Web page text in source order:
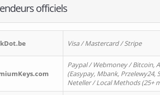
officiels
Visa / Mastercard / Stripe
Paypal / Webmoney / Bitcoin,
(Easypay, Mbank,
Neteller / Local Methods (25+